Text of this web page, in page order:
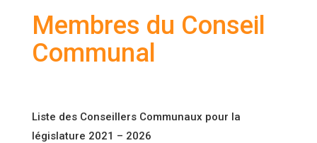
Locations
Membres du Conseil
Communal
Liste des Conseillers Communaux pour la
législature 2021 – 2026